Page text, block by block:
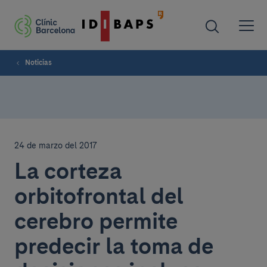
Noticias
24 de marzo del 2017
La corteza
orbitofrontal del
cerebro permite
predecir la toma de